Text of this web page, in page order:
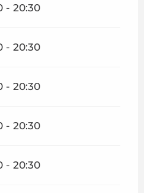
- 20:30
- 20:30
- 20:30
- 20:30
- 20:30